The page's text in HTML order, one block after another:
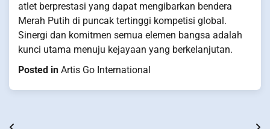
atlet berprestasi yang dapat mengibarkan bendera
Merah Putih di puncak tertinggi kompetisi global.
Sinergi dan komitmen semua elemen bangsa adalah
kunci utama menuju kejayaan yang berkelanjutan.
Posted in Artis Go International